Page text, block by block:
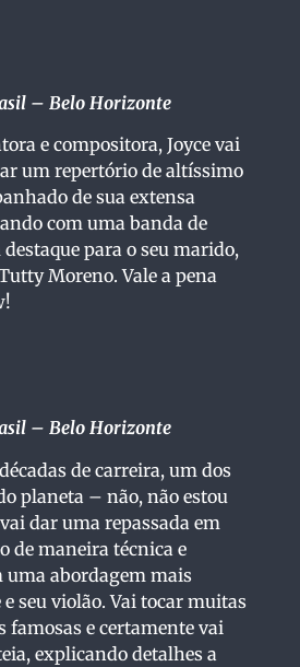
– Belo Horizonte
e compositora, Joyce vai
um repertório de altíssimo
de sua extensa
com uma banda de
para o seu marido,
Moreno. Vale a pena
– Belo Horizonte
de carreira, um dos
planeta – não, não estou
dar uma repassada em
de maneira técnica e
abordagem mais
seu violão. Vai tocar muitas
famosas e certamente vai
explicando detalhes a